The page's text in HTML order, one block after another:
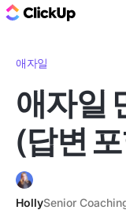
애자일
애자일
(답변
HollySenior